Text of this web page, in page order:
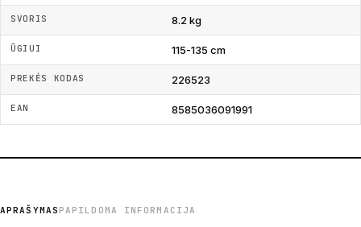
SVORIS 8.2 kg
ŪGIUI 115-135 cm
PREKĖS KODAS 226523
EAN 8585036091991
APRAŠYMAS PAPILDOMA INFORMACIJA